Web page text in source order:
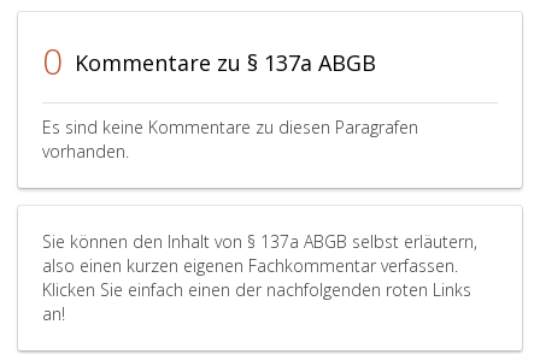
0 Kommentare zu § 137a ABGB
Es sind keine Kommentare zu diesen Paragrafen
vorhanden.
Sie können den Inhalt von § 137a ABGB selbst erläutern,
also einen kurzen eigenen Fachkommentar verfassen.
Klicken Sie einfach einen der nachfolgenden roten Links
an!